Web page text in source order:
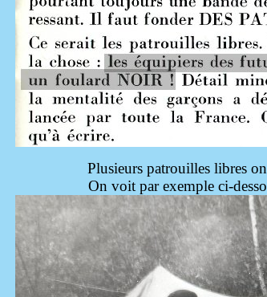
Plusieurs patrouilles libres
On voit par exemple ci-